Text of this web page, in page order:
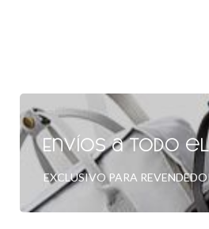
Envíos a todo
EXCLUSIVO PARA